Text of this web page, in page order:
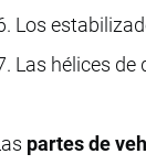
Los
Las hélices de
partes de